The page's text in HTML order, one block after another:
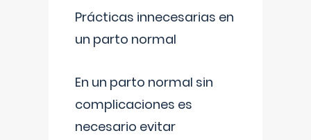
Prácticas innecesarias en
un parto normal
En un parto normal sin
complicaciones es
necesario evitar